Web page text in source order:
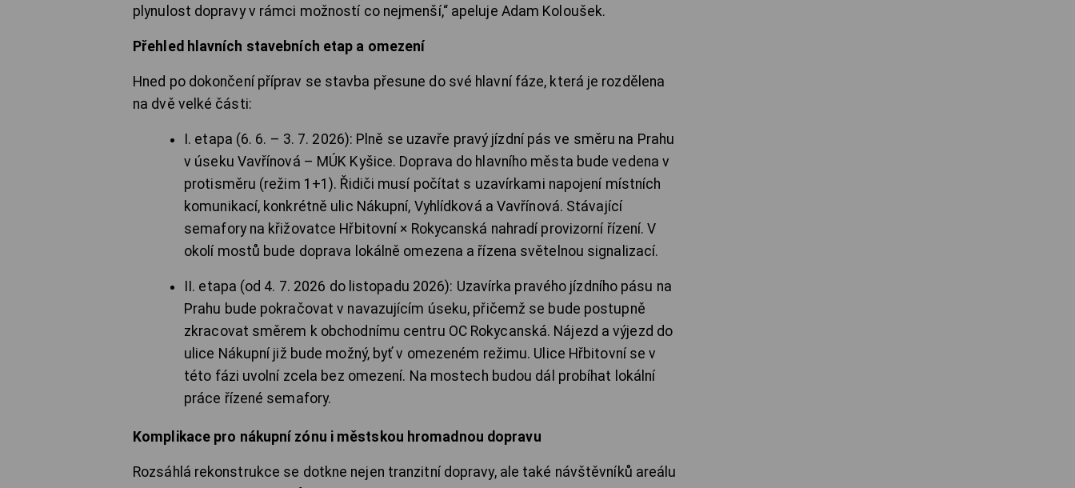
plynulost dopravy v rámci možností co nejmenší,“ apeluje Adam Koloušek.
Přehled hlavních stavebních etap a omezení
Hned po dokončení příprav se stavba přesune do své hlavní fáze, která je rozdělena
na dvě velké části:
I. etapa (6. 6. – 3. 7. 2026): Plně se uzavře pravý jízdní pás ve směru na Prahu
v úseku Vavřínová – MÚK Kyšice. Doprava do hlavního města bude vedena v
protisměru (režim 1+1). Řidiči musí počítat s uzavírkami napojení místních
komunikací, konkrétně ulic Nákupní, Vyhlídková a Vavřínová. Stávající
semafory na křižovatce Hřbitovní × Rokycanská nahradí provizorní řízení. V
okolí mostů bude doprava lokálně omezena a řízena světelnou signalizací.
II. etapa (od 4. 7. 2026 do listopadu 2026): Uzavírka pravého jízdního pásu na
Prahu bude pokračovat v navazujícím úseku, přičemž se bude postupně
zkracovat směrem k obchodnímu centru OC Rokycanská. Nájezd a výjezd do
ulice Nákupní již bude možný, byť v omezeném režimu. Ulice Hřbitovní se v
této fázi uvolní zcela bez omezení. Na mostech budou dál probíhat lokální
práce řízené semafory.
Komplikace pro nákupní zónu i městskou hromadnou dopravu
Rozsáhlá rekonstrukce se dotkne nejen tranzitní dopravy, ale také návštěvníků areálu